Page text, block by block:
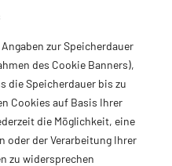
zur Speicherdauer
des Cookie Banners),
die Speicherdauer bis zu
Cookies auf Basis Ihrer
die Möglichkeit, eine
oder der Verarbeitung Ihrer
zu widersprechen